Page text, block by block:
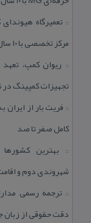
:: تعمیرگاه
مركز تخصصی با ۱۰ سال تجربه
:: ریوان كمپ،
تجهیزات كمپینگ در
:: فریت بار از ایران
كامل صفر تا صد
:: بهترین
شهروندی دوم و
:: ترجمه رسمی
دقت حقوقی از زبان